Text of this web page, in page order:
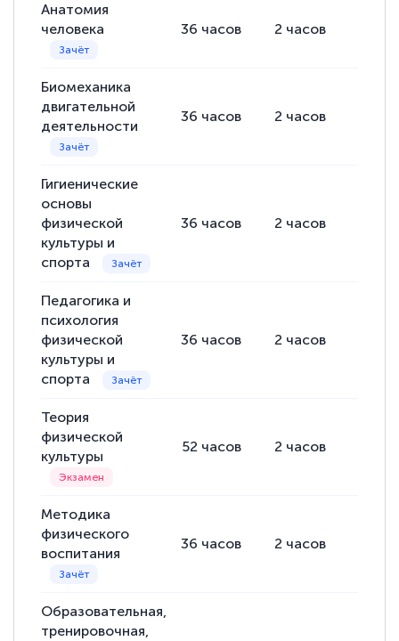
Анатомия
человека
36 часов 2 часов
Биомеханика
двигательной
деятельности
36 часов 2 часов
Гигиенические
основы
физической
культуры и
спорта
36 часов 2 часов
Педагогика и
психология
физической
культуры и
спорта
36 часов 2 часов
Теория
физической
культуры
52 часов 2 часов
Методика
физического
воспитания
36 часов 2 часов
Образовательная,
тренировочная,